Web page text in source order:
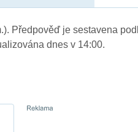
Předpověď je sestavena
dnes v 14:00.